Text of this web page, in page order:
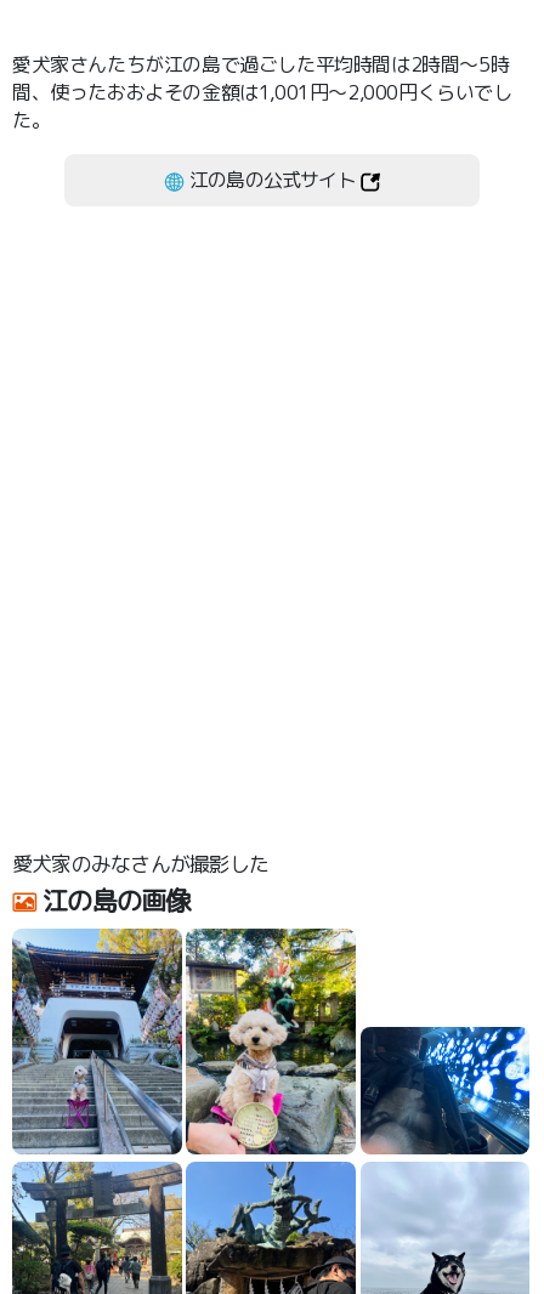
愛犬家さんたちが江の島で過ごした平均時間は2時間～5時
間、使ったおおよその金額は1,001円～2,000円くらいでし
た。
江の島の公式サイト
愛犬家のみなさんが撮影した
江の島の画像